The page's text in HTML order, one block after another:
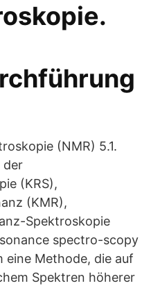
(NMR) 5.1.
der
(KRS),
(KMR),
Spektroskopie
spectro-scopy
eine Methode, die auf
Spektren höherer